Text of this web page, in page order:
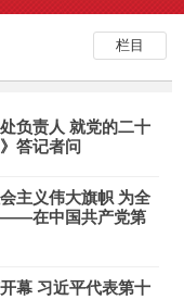
栏目
负责人 就党的二十
答记者问
主义伟大旗帜 为全
——在中国共产党第
幕 习近平代表第十